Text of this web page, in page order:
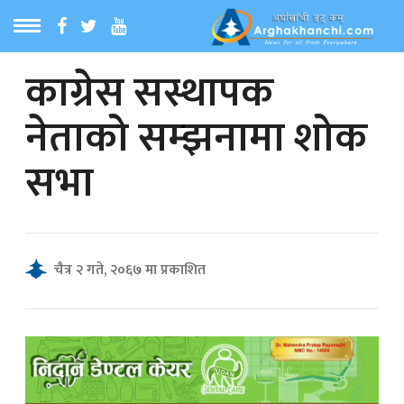
MENU
समाचार
समाचार
काग्रेस सस्थापक
नेताको सम्झनामा शोक
सभा
चैत्र २ गते, २०६७ मा प्रकाशित